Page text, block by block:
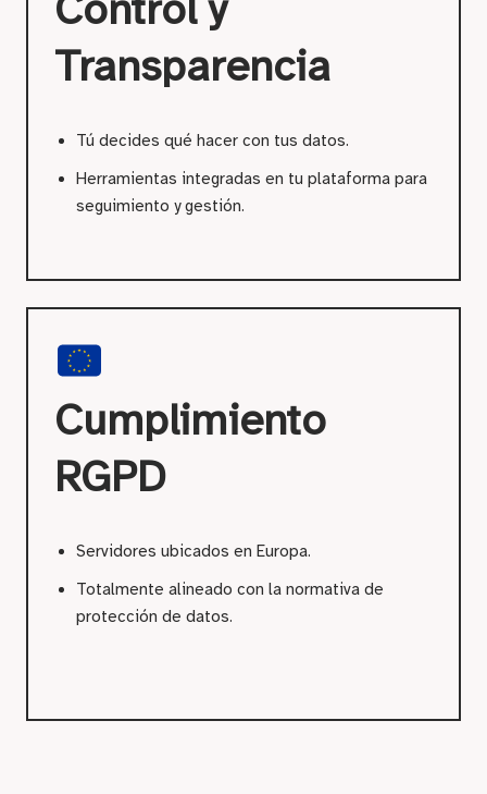
Transparencia
Tú decides qué hacer con tus datos.
Herramientas integradas en tu plataforma para
seguimiento y gestión.
Cumplimiento
RGPD
Servidores ubicados en Europa.
Totalmente alineado con la normativa de
protección de datos.